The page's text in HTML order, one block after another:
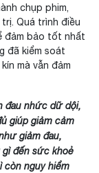
chụp phim,
Quá trình điều
đảm bảo tốt nhất
đã kiểm soát
mà vẫn đảm
đau nhức dữ dội,
giúp giảm cảm
giảm đau,
gì đến sức khoẻ
còn nguy hiểm